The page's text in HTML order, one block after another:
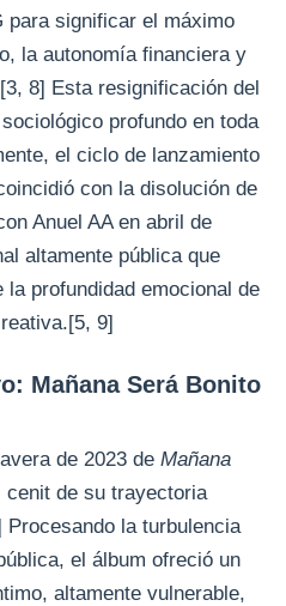
para significar el máximo
la autonomía financiera y
8] Esta resignificación del
profundo en toda
el ciclo de lanzamiento
con la disolución de
Anuel AA en abril de
altamente pública que
profundidad emocional de
9]
Mañana Será Bonito
de 2023 de Mañana
cenit de su trayectoria
la turbulencia
el álbum ofreció un
altamente vulnerable,